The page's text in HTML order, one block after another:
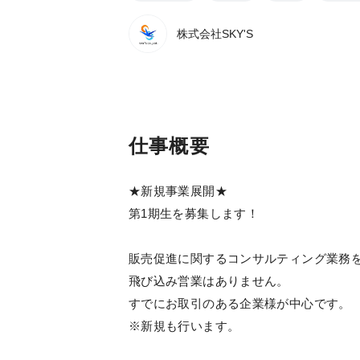
株式会社SKY'S
仕事概要
★新規事業展開★
第1期生を募集します！
販売促進に関するコンサルティング業務
飛び込み営業はありません。
すでにお取引のある企業様が中心です。
※新規も行います。